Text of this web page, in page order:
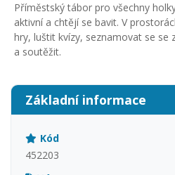
Příměstský tábor pro všechny
aktivní a chtějí se bavit. V
hry, luštit kvízy, seznamovat se se
a soutěžit.
Základní informace
Kód
452203